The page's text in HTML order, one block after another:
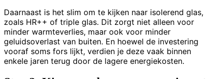
Daarnaast is het slim om te kijken naar isolerend glas,
zoals HR++ of triple glas. Dit zorgt niet alleen voor
minder warmteverlies, maar ook voor minder
geluidsoverlast van buiten. En hoewel de investering
vooraf soms fors lijkt, verdien je deze vaak binnen
enkele jaren terug door de lagere energiekosten.